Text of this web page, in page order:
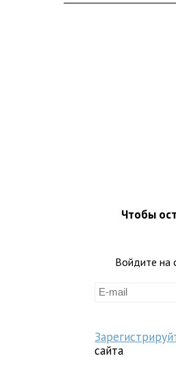
Чтобы
Войдите на
сайта